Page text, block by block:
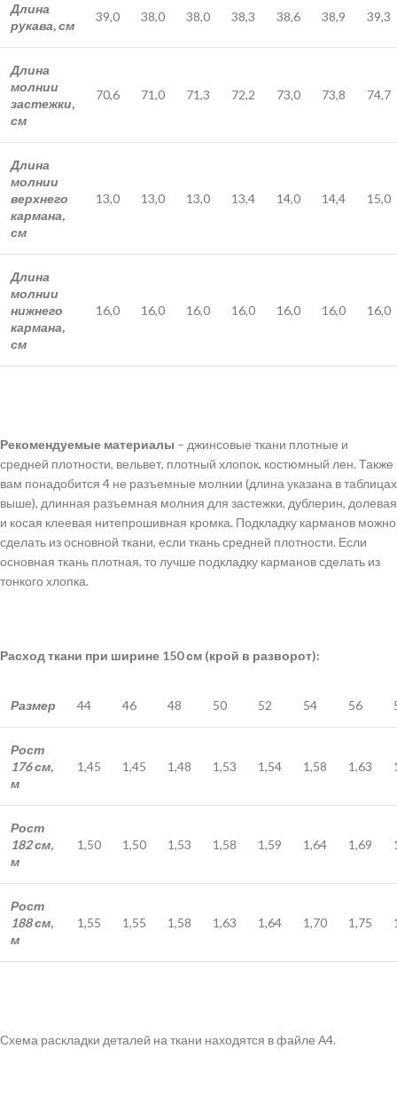
Длина
рукава, см
39,0 38,0 38,0 38,3 38,6 38,9 39,3
Длина
молнии
застежки,
см
70,6 71,0 71,3 72,2 73,0 73,8 74,7
Длина
молнии
верхнего
кармана,
см
13,0 13,0 13,0 13,4 14,0 14,4 15,0
Длина
молнии
нижнего
кармана,
см
16,0 16,0 16,0 16,0 16,0 16,0 16,0
Рекомендуемые материалы – джинсовые ткани плотные и
средней плотности, вельвет, плотный хлопок, костюмный лен. Также
вам понадобится 4 не разъемные молнии (длина указана в таблицах
выше), длинная разъемная молния для застежки, дублерин, долевая
и косая клеевая нитепрошивная кромка. Подкладку карманов можно
сделать из основной ткани, если ткань средней плотности. Если
основная ткань плотная, то лучше подкладку карманов сделать из
тонкого хлопка.
Расход ткани при ширине 150 см (крой в разворот):
Размер 44 46 48 50 52 54 56
Рост
176 см,
м
1,45 1,45 1,48 1,53 1,54 1,58 1,63
Рост
182 см,
м
1,50 1,50 1,53 1,58 1,59 1,64 1,69
Рост
188 см,
м
1,55 1,55 1,58 1,63 1,64 1,70 1,75
Схема раскладки деталей на ткани находятся в файле А4.